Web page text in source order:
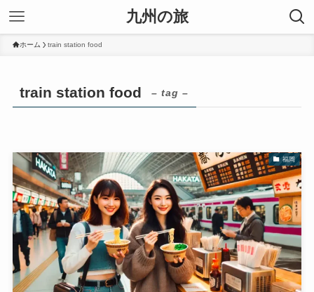
九州の旅
ホーム train station food
train station food – tag –
福岡